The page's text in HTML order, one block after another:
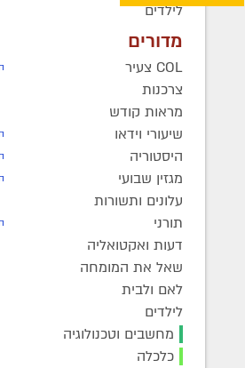
לילדים
מדורים
COL צעיר
צרכנות
מראות קודש
שיעורי וידאו
היסטוריה
מגזין שבועי
עלונים ותשורות
תורני
דעות ואקטואליה
שאל את המומחה
לאם ולבית
לילדים
מחשבים וטכנולוגיה
כלכלה